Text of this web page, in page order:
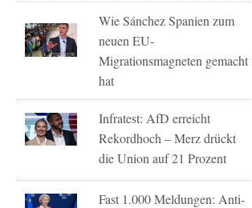
Wie Sánchez Spanien zum
neuen EU-
Migrationsmagneten gemacht
hat
Infratest: AfD erreicht
Rekordhoch – Merz drückt
die Union auf 21 Prozent
Fast 1.000 Meldungen: Anti-